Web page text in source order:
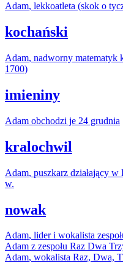
Adam, lekkoatleta (skok o
kochański
Adam, nadworny matematyk
1700)
imieniny
Adam obchodzi je 24 grudnia
kralochwil
Adam, puszkarz działający
w.
nowak
Adam, lider i wokalista
Adam z zespołu Raz Dwa
Adam, wokalista Raz, Dwa,